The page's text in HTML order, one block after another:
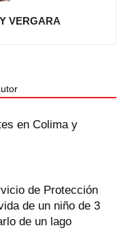
VERGARA
en Colima y
de Protección
de un niño de 3
de un lago